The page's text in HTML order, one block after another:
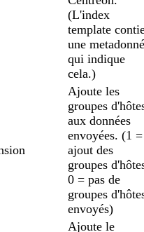
(L'index
template
une
qui indique
cela.)
Ajoute les
groupes
aux données
envoyées. (1 =
ajout des
groupes
0 = pas de
groupes
envoyés)
Ajoute le